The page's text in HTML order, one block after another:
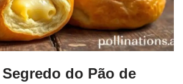
do Pão de